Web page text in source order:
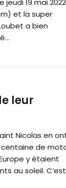
19 mai 2022
et la super
a bien
leur
Nicolas en
centaine de
y étaient
au soleil. C’est